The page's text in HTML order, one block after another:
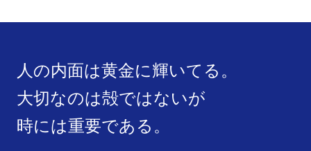
人の内面は黄金に輝いてる。
大切なのは殻ではないが
時には重要である。